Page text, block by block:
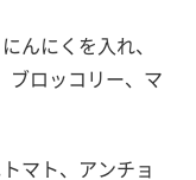
んにくを入れ、
ブロッコリー、マ
マト、アンチョ